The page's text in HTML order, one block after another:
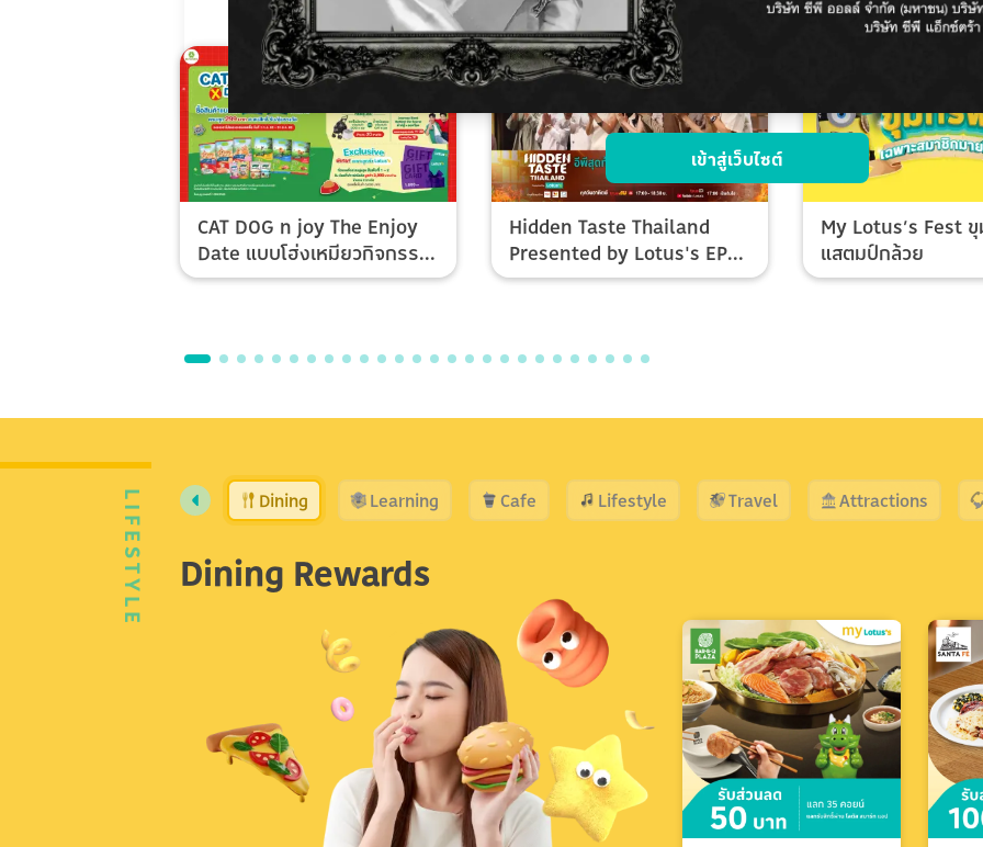
เข้าสู่เว็บไซต์
CAT DOG n joy The Enjoy
Date แบบโฮ่งเหมียวกิจกรรม
Top Spender & Lucky Fan
Hidden Taste Thailand
Presented by Lotus's EP
Final
My Lotus’s Fest
แสตมป์กล้วย
LIFESTYLE Dining Learning Cafe Lifestyle Travel Attractions
Dining Rewards